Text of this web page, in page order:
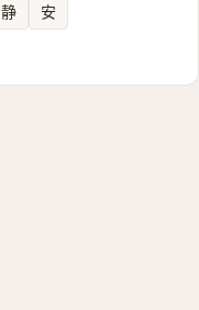
静 安